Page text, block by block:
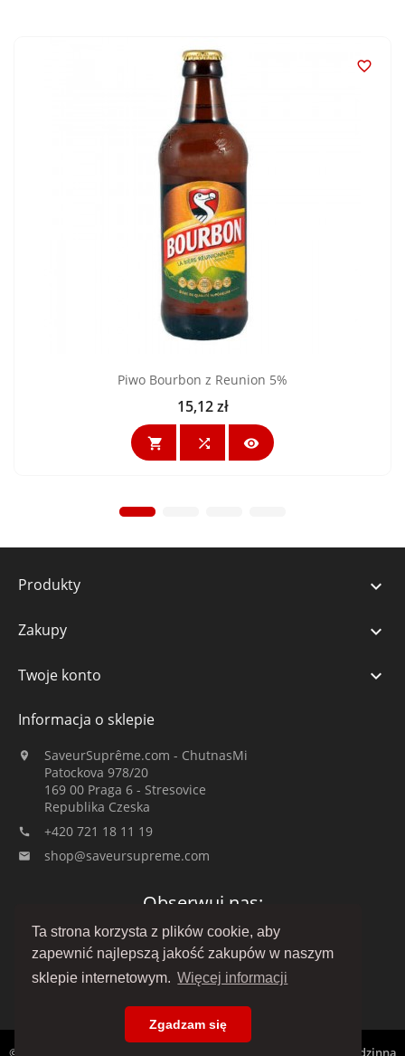
Ta strona korzysta z plików cookie, aby
zapewnić najlepszą jakość zakupów w naszym
sklepie internetowym. Więcej informacji
Zgadzam się

Piwo Bourbon z Reunion 5%
Cena
15,12 zł
  
Produkty 
Zakupy 
Twoje konto 
Informacja o sklepie

SaveurSuprême.com - ChutnasMi
Patockova 978/20
169 00 Praga 6 - Stresovice
Republika Czeska
 +420 721 18 11 19
 shop@saveursupreme.com
Obserwuj nas: